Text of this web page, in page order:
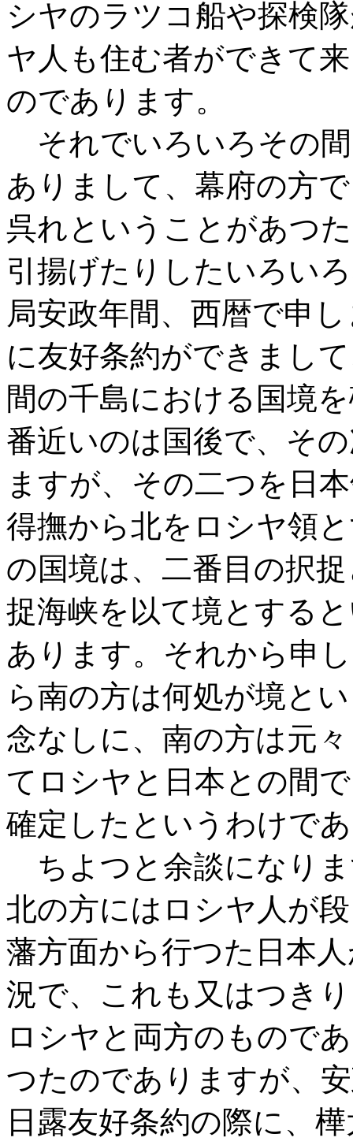
シヤのラツコ船や探検
ヤ人も住む者ができて
のであります。
それでいろいろその
ありまして、幕府の方
呉れということがあつ
引揚げたりしたいろい
局安政年間、西暦で申
に友好条約ができまし
間の千島における国境
番近いのは国後で、そ
ますが、その二つを日
得撫から北をロシヤ領
の国境は、二番目の択
捉海峡を以て境とする
あります。それから申
ら南の方は何処が境と
念なしに、南の方は元
てロシヤと日本との間
確定したというわけで
ちよつと余談になり
北の方にはロシヤ人が
藩方面から行つた日本
況で、これも又はつき
ロシヤと両方のもので
つたのでありますが、
日露友好条約の際に、